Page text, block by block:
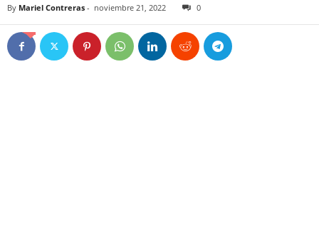
By Mariel Contreras - noviembre 21, 2022 0